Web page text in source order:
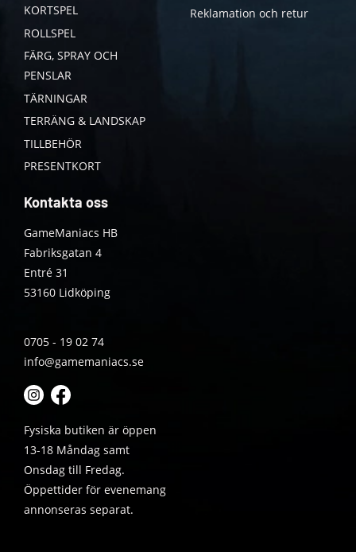
KORTSPEL
ROLLSPEL
FÄRG, SPRAY OCH
PENSLAR
TÄRNINGAR
TERRÄNG & LANDSKAP
TILLBEHÖR
PRESENTKORT
Reklamation och retur
Kontakta oss
GameManiacs HB
Fabriksgatan 4
Entré 31
53160 Lidköping
0705 - 19 02 74
info@gamemaniacs.se
Fysiska butiken är öppen
13-18 Måndag samt
Onsdag till Fredag.
Öppettider för evenemang
annonseras separat.